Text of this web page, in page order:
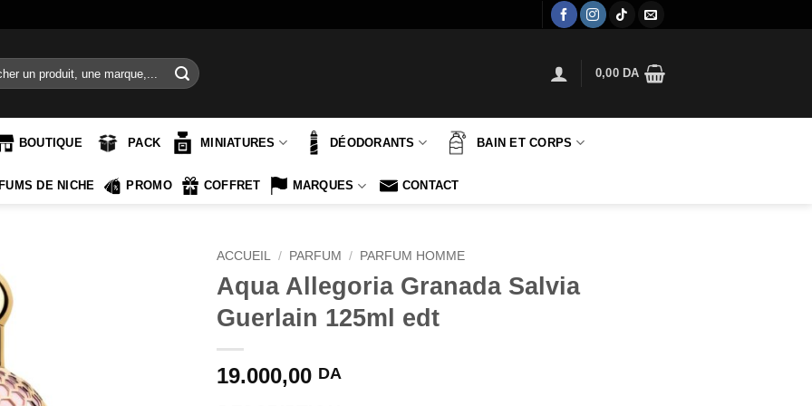
0,00 DA
BOUTIQUE PACK MINIATURES DÉODORANTS BAIN ET CORPS
DE NICHE PROMO COFFRET MARQUES CONTACT
ACCUEIL / PARFUM / PARFUM HOMME
Aqua Allegoria Granada Salvia
Guerlain 125ml edt
19.000,00 DA